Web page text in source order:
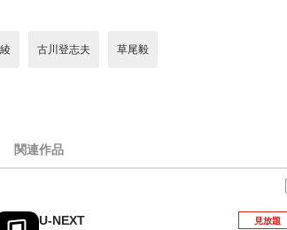
古川登志夫 草尾毅
関連作品
U-NEXT 見放題